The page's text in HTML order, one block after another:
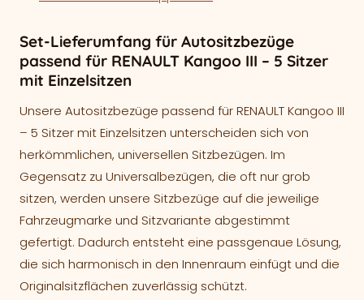
Set-Lieferumfang für Autositzbezüge
passend für RENAULT Kangoo III – 5 Sitzer
mit Einzelsitzen
Unsere Autositzbezüge passend für RENAULT Kangoo III
– 5 Sitzer mit Einzelsitzen unterscheiden sich von
herkömmlichen, universellen Sitzbezügen. Im
Gegensatz zu Universalbezügen, die oft nur grob
sitzen, werden unsere Sitzbezüge auf die jeweilige
Fahrzeugmarke und Sitzvariante abgestimmt
gefertigt. Dadurch entsteht eine passgenaue Lösung,
die sich harmonisch in den Innenraum einfügt und die
Originalsitzflächen zuverlässig schützt.